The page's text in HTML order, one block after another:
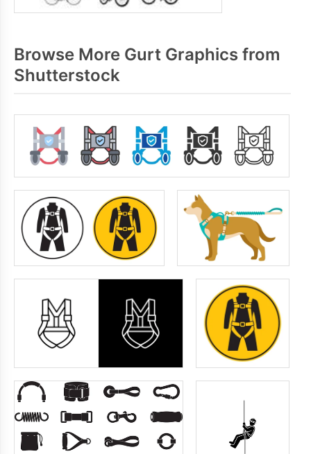
Browse More Gurt Graphics from
Shutterstock